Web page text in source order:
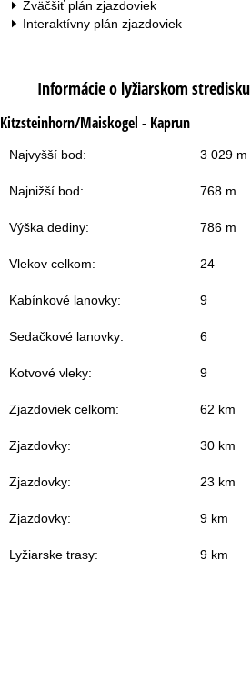
Zväčšiť plán zjazdoviek
Interaktívny plán zjazdoviek
Informácie o lyžiarskom stredisku
Kitzsteinhorn/Maiskogel - Kaprun
Najvyšší bod: 3 029 m
Najnižší bod: 768 m
Výška dediny: 786 m
Vlekov celkom: 24
Kabínkové lanovky: 9
Sedačkové lanovky: 6
Kotvové vleky: 9
Zjazdoviek celkom: 62 km
Zjazdovky: 30 km
Zjazdovky: 23 km
Zjazdovky: 9 km
Lyžiarske trasy: 9 km